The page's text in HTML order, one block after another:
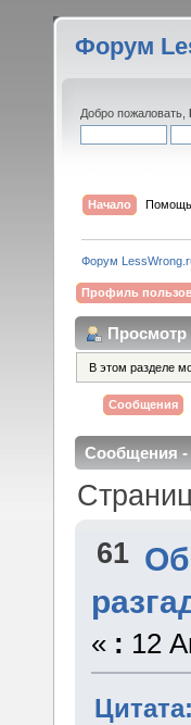
Форум
Добро пожаловать,
Начало Помощь
Форум
Профиль
В этом разделе
Сообщения
Сообщения -
61
« : 12